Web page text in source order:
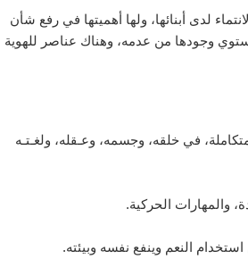
لدى أبنائها، ولها أهميتها في رفع شأن
يستوي وجودها من عدمه، وهناك عناصر للهوية
في خلقه، وجسمه، وعـقله، ولغـتـه
والمهارات الحركية.
النعم وينفع نفسه وبيئته.